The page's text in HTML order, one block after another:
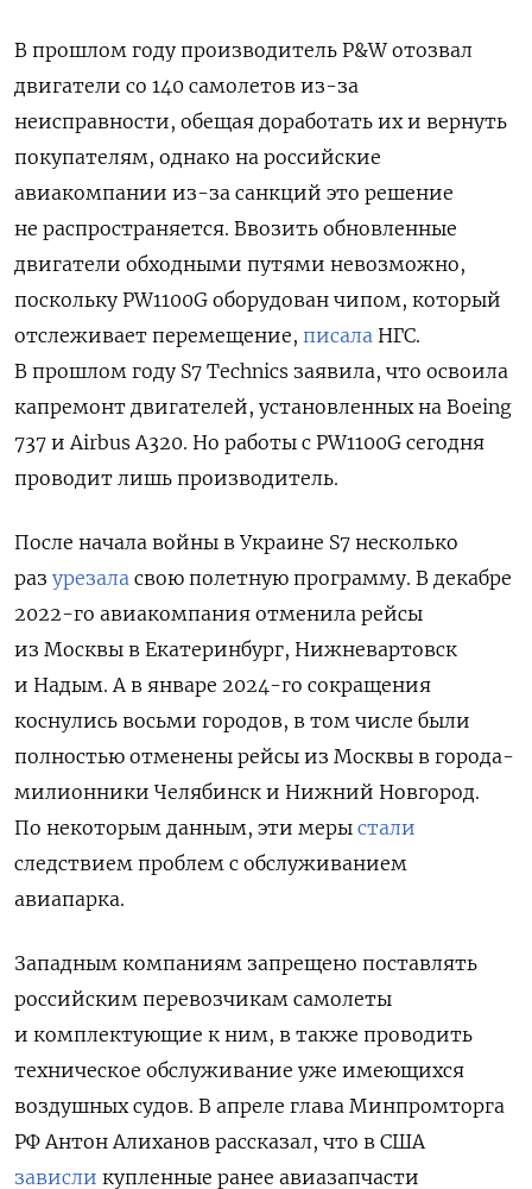
В прошлом году производитель P&W отозвал
двигатели со 140 самолетов из-за
неисправности, обещая доработать их и вернуть
покупателям, однако на российские
авиакомпании из-за санкций это решение
не распространяется. Ввозить обновленные
двигатели обходными путями невозможно,
поскольку PW1100G оборудован чипом, который
отслеживает перемещение, писала НГС.
В прошлом году S7 Technics заявила, что освоила
капремонт двигателей, установленных на Boeing
737 и Airbus A320. Но работы с PW1100G сегодня
проводит лишь производитель.
После начала войны в Украине S7 несколько
раз урезала свою полетную программу. В декабре
2022-го авиакомпания отменила рейсы
из Москвы в Екатеринбург, Нижневартовск
и Надым. А в январе 2024-го сокращения
коснулись восьми городов, в том числе были
полностью отменены рейсы из Москвы в города-
милионники Челябинск и Нижний Новгород.
По некоторым данным, эти меры стали
следствием проблем с обслуживанием
авиапарка.
Западным компаниям запрещено поставлять
российским перевозчикам самолеты
и комплектующие к ним, в также проводить
техническое обслуживание уже имеющихся
воздушных судов. В апреле глава Минпромторга
РФ Антон Алиханов рассказал, что в США
зависли купленные ранее авиазапчасти